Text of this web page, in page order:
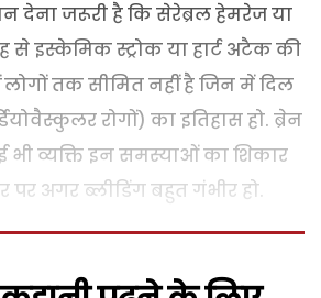
देना जरूरी है कि सेरेब्रल हेमरेज या
से इस्केमिक स्ट्रोक या हार्ट अटैक की
लोगों तक सीमित नहीं है जिन में दिल
रोगों) का इतिहास हो. ब्रेन
भी व्यक्ति इन समस्याओं का शिकार
पर अगर ब्लीडिंग बहुत गंभीर हो.